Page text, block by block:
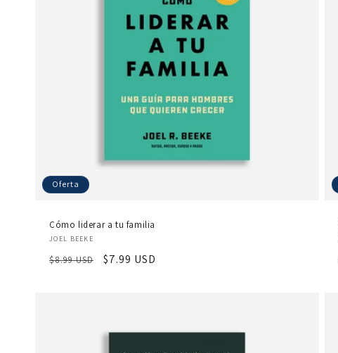
Oferta
Cómo liderar a tu familia
Proveedor:
JOEL BEEKE
Precio
$8.99 USD
Precio
$7.99 USD